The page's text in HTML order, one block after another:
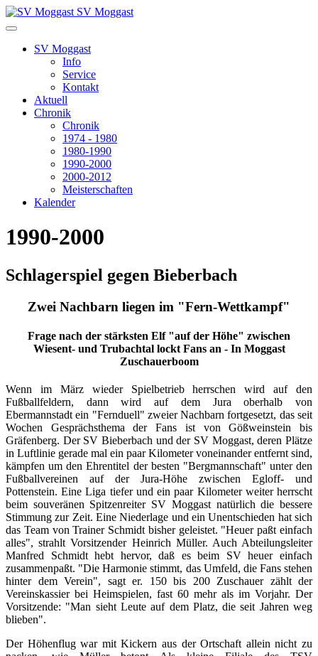
SV Moggast
SV Moggast
Info
Service
Kontakt
Aktuell
Chronik
Chronik
1974 - 1980
1980-1990
1990-2000
2000-2012
Meisterschaften
Kalender
1990-2000
Schlagerspiel gegen Bieberbach
Zwei Nachbarn liegen im "Fern-Wettkampf"
Frage nach der stärksten Elf "auf der Höhe" zwischen
Wiesent- und Trubachtal lockt Fans an - In Moggast
Zuschauerboom
Wenn im März wieder Spielbetrieb herrschen wird auf den
Fußballfeldern, dann wird auf dem Jura oberhalb von
Ebermannstadt ein "Fernduell" zweier Nachbarn fortgesetzt, das seit
Wochen Gesprächsthema der Fans ist von Gößweinstein bis
Gräfenberg. Der SV Bieberbach und der SV Moggast, deren Plätze
in Luftlinie gerade mal ein paar Kilometer voneinander entfernt sind,
kämpfen um den Ehrentitel der besten "Bergmannschaft" unter den
Fußballvereinen auf der Jura-Höhe zwischen Egloff- und
Pottenstein. Eine Liga tiefer und ein paar Kilometer weiter herrscht
beim souveränen Spitzenreiter SV Moggast natürlich die bessere
Stimmung zur Zeit. Eine Niederlage und ein Unentschieden hat sich
das Team von Trainer Schmidt bisher geleistet. "Heuer paßt einfach
alles", strahlt Vorsitzender Heinrich Müller. Auch Abteilungsleiter
Manfred Schmidt hebt hervor, daß es beim SV heuer einfach
zusammenpaßt. "Die Harmonie stimmt, das Umfeld, die Fans stehen
hinter dem Verein", sagt er. 150 bis 200 Zuschauer zählt der
Vereinskassier bei Heimspielen, fast 60 mehr als im Vorjahr. Der
Vorsitzende: "Man sieht Leute auf dem Platz, die seit Jahren weg
blieben".
Der Höhenflug war mit Kickern aus der Ortschaft allein nicht zu